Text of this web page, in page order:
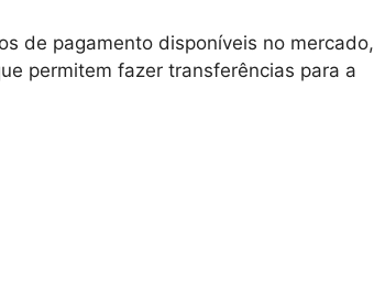
de pagamento disponíveis no mercado,
permitem fazer transferências para a